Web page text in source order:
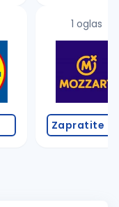
1 oglas
Zapratite